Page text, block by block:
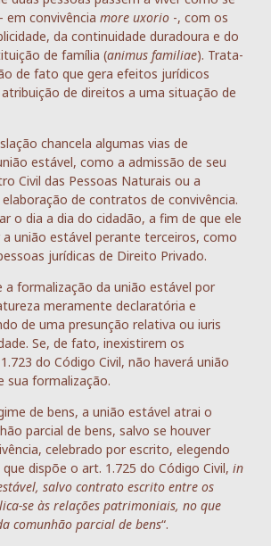
em convivência more uxorio -, com os
da continuidade duradoura e do
de família (animus familiae). Trata-
de fato que gera efeitos jurídicos
de direitos a uma situação de
chancela algumas vias de
estável, como a admissão de seu
Civil das Pessoas Naturais ou a
de contratos de convivência.
o dia a dia do cidadão, a fim de que ele
união estável perante terceiros, como
jurídicas de Direito Privado.
a formalização da união estável por
meramente declaratória e
de uma presunção relativa ou iuris
Se, de fato, inexistirem os
do Código Civil, não haverá união
sua formalização.
de bens, a união estável atrai o
parcial de bens, salvo se houver
celebrado por escrito, elegendo
dispõe o art. 1.725 do Código Civil, in
salvo contrato escrito entre os
se às relações patrimoniais, no que
comunhão parcial de bens“.